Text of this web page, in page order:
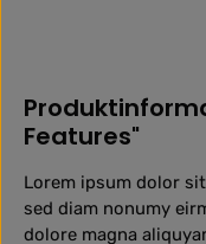
Features"
Lorem ipsum dolor
sed diam nonumy
dolore magna